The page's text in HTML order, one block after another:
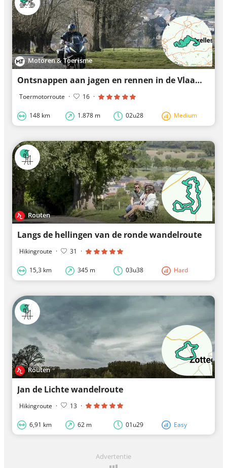
Motoren & Toerisme
Ontsnappen aan jagen en rennen in de Vlaamse Ardennen
Toermotorroute · 16 ·
148 km 1.878 m 02u28 Medium
Routen
Langs de hellingen van de ronde wandelroute
Hikingroute · 31 ·
15,3 km 345 m 03u38 Hard
Routen
Jan de Lichte wandelroute
Hikingroute · 13 ·
6,91 km 62 m 01u29 Easy
Advertentie